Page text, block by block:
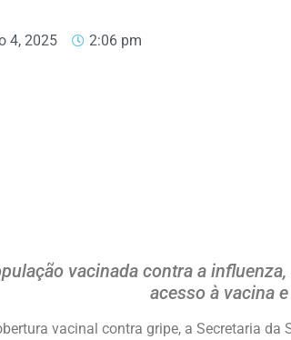
4, 2025 2:06 pm
vacinada contra a
acesso à vacina
vacinal contra gripe, a Secretaria da